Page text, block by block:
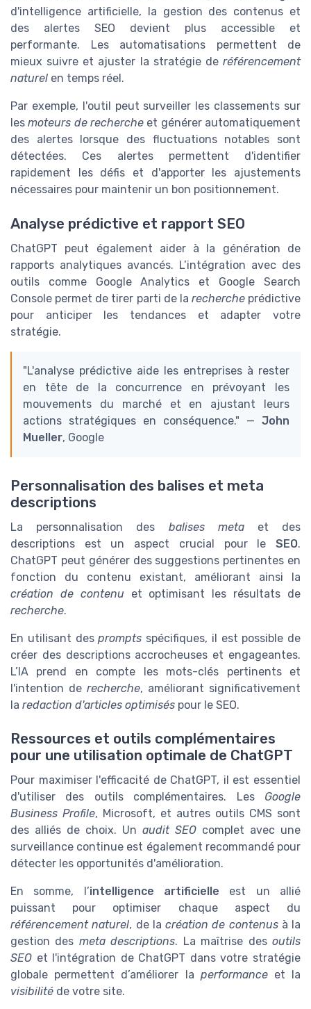
d'intelligence artificielle, la gestion des contenus et
des alertes SEO devient plus accessible et
performante. Les automatisations permettent de
mieux suivre et ajuster la stratégie de référencement
naturel en temps réel.
Par exemple, l'outil peut surveiller les classements sur
lesmoteurs de recherche et générer automatiquement
des alertes lorsque des fluctuations notables sont
détectées. Ces alertes permettent d'identifier
rapidement les défis et d'apporter les ajustements
nécessaires pour maintenir un bon positionnement.
Analyse prédictive et rapport SEO
ChatGPT peut également aider à la génération de
rapports analytiques avancés. L’intégration avec des
outils comme Google Analytics et Google Search
Console permet de tirer parti de la rechercheprédictive
pour anticiper les tendances et adapter votre
stratégie.
"L'analyse prédictive aide les entreprises à rester
en tête de la concurrence en prévoyant les
mouvements du marché et en ajustant leurs
actions stratégiques en conséquence." — John
Mueller, Google
Personnalisation des balises et meta
descriptions
La personnalisation des balises metaet des
descriptions est un aspect crucial pour le SEO.
ChatGPT peut générer des suggestions pertinentes en
fonction du contenu existant, améliorant ainsi la
création de contenu et optimisant les résultats de
recherche.
En utilisant desprompts spécifiques, il est possible de
créer des descriptions accrocheuses et engageantes.
L’IA prend en compte les mots-clés pertinents et
l'intention de recherche, améliorant significativement
la redaction d'articles optimisés pour le SEO.
Ressources et outils complémentaires
pour une utilisation optimale de ChatGPT
Pour maximiser l'efficacité de ChatGPT, il est essentiel
d'utiliser des outils complémentaires. Les Google
Business Profile, Microsoft, et autres outils CMS sont
des alliés de choix. Un audit SEO complet avec une
surveillance continue est également recommandé pour
détecter les opportunités d'amélioration.
En somme, l’intelligence artificielle est un allié
puissant pour optimiser chaque aspect du
référencement naturel, de la création de contenusà la
gestion des meta descriptions. La maîtrise desoutils
SEO et l'intégration de ChatGPT dans votre stratégie
globale permettent d’améliorer la performanceet la
visibilité de votre site.